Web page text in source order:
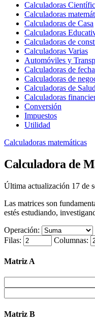
Calculadoras
Calculadoras
Calculadoras de Casa
Calculadoras
Calculadoras de
Calculadoras Varias
Automóviles y
Calculadoras de
Calculadoras de
Calculadoras de Salud
Calculadoras
Conversión
Impuestos
Utilidad
Calculadoras matemáticas
Calculadora de
Última actualización 17 de
Las matrices son
estés estudiando,
Operación:
Filas:
Columnas:
Matriz A
Matriz B